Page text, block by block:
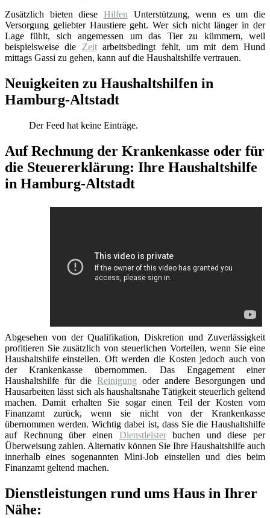
Zusätzlich bieten diese Hilfen Unterstützung, wenn es um die
Versorgung geliebter Haustiere geht. Wer sich nicht länger in der
Lage fühlt, sich angemessen um das Tier zu kümmern, weil
beispielsweise die Zeitarbeitsbedingt fehlt, um mit dem Hund
mittags Gassi zu gehen, kann auf die Haushaltshilfe vertrauen.
Neuigkeiten zu Haushaltshilfen in
Hamburg-Altstadt
Der Feed hat keine Einträge.
Auf Rechnung der Krankenkasse oder für
die Steuererklärung: Ihre Haushaltshilfe
in Hamburg-Altstadt
Abgesehen von der Qualifikation, Diskretion und Zuverlässigkeit
profitieren Sie zusätzlich von steuerlichen Vorteilen, wenn Sie eine
Haushaltshilfe einstellen. Oft werden die Kosten jedoch auch von
der Krankenkasse übernommen. Das Engagement einer
Haushaltshilfe für dieReinigung oder andere Besorgungen und
Hausarbeiten lässt sich als haushaltsnahe Tätigkeit steuerlich geltend
machen. Damit erhalten Sie sogar einen Teil der Kosten vom
Finanzamt zurück, wenn sie nicht von der Krankenkasse
übernommen werden. Wichtig dabei ist, dass Sie die Haushaltshilfe
auf Rechnung über einen Dienstleisterbuchen und diese per
Überweisung zahlen. Alternativ können Sie Ihre Haushaltshilfe auch
innerhalb eines sogenannten Mini-Job einstellen und dies beim
Finanzamt geltend machen.
Dienstleistungen rund ums Haus in Ihrer
Nähe: